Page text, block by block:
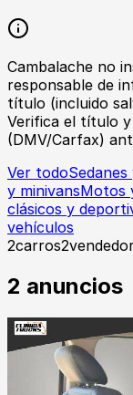
Cambalache no
responsable de
título (incluido
Verifica el título
(DMV/Carfax)
Ver todo
y minivansMotos
clásicos y
vehículos
2carros2
2 anuncios